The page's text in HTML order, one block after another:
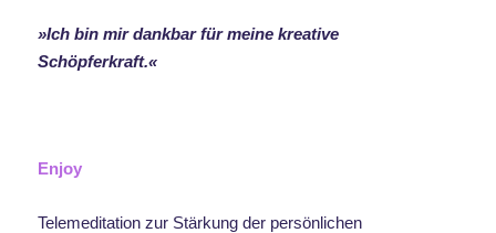
»Ich bin mir dankbar für meine kreative
Schöpferkraft.«
Enjoy
Telemeditation zur Stärkung der persönlichen